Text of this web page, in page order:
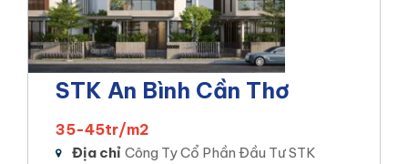
STK An Bình Cần Thơ
35-45tr/m2
Địa chỉ Công Ty Cổ Phần Đầu Tư STK